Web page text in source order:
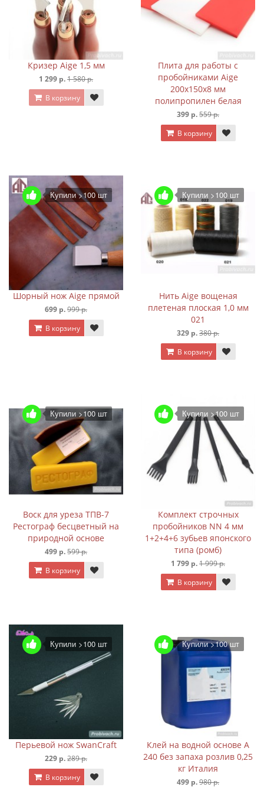
Кризер Aige 1,5 мм
1 299 р.1 580 р.
В корзину
Плита для работы с
пробойниками Aige
200х150х8 мм
полипропилен белая
399 р.559 р.
В корзину
Купили >100 шт
Шорный нож Aige прямой
699 р.999 р.
В корзину
Купили >100 шт
Нить Aige вощеная
плетеная плоская 1,0 мм
021
329 р.380 р.
В корзину
Купили >100 шт
Воск для уреза ТПВ-7
Рестограф бесцветный на
природной основе
499 р.599 р.
В корзину
Купили >100 шт
Комплект строчных
пробойников NN 4 мм
1+2+4+6 зубьев японского
типа (ромб)
1 799 р.1 999 р.
В корзину
Купили >100 шт
Перьевой нож SwanCraft
229 р.289 р.
В корзину
Купили >100 шт
Клей на водной основе A
240 без запаха розлив 0,25
кг Италия
499 р.980 р.